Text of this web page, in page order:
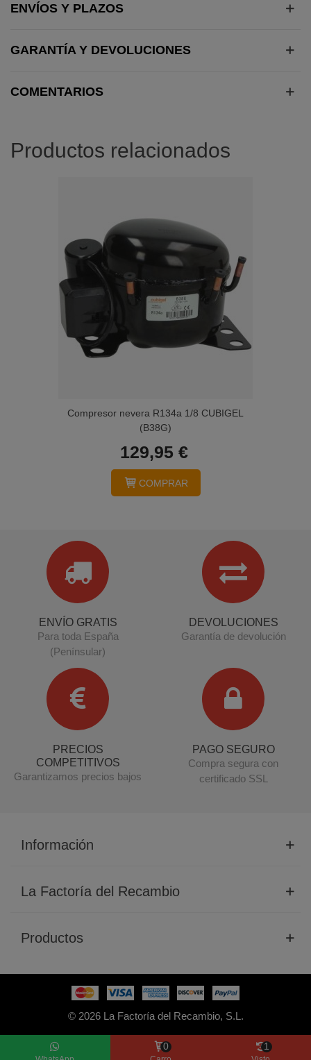
ENVÍOS Y PLAZOS
GARANTÍA Y DEVOLUCIONES
COMENTARIOS
Productos relacionados
Compresor nevera R134a 1/8 CUBIGEL
(B38G)
129,95 €
COMPRAR
ENVÍO GRATIS
Para toda España
(Penínsular)
DEVOLUCIONES
Garantía de devolución
PRECIOS
COMPETITIVOS
Garantizamos precios bajos
PAGO SEGURO
Compra segura con
certificado SSL
Información
La Factoría del Recambio
Productos
© 2026 La Factoría del Recambio, S.L.
0 1